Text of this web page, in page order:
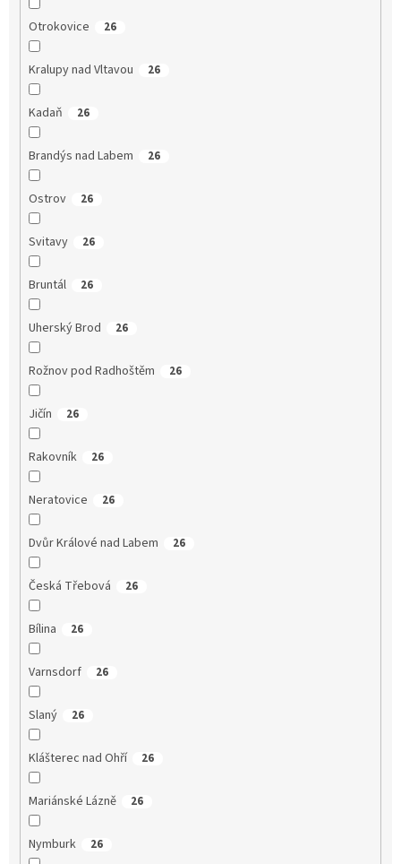
Otrokovice 26
Kralupy nad Vltavou 26
Kadaň 26
Brandýs nad Labem 26
Ostrov 26
Svitavy 26
Bruntál 26
Uherský Brod 26
Rožnov pod Radhoštěm 26
Jičín 26
Rakovník 26
Neratovice 26
Dvůr Králové nad Labem 26
Česká Třebová 26
Bílina 26
Varnsdorf 26
Slaný 26
Klášterec nad Ohří 26
Mariánské Lázně 26
Nymburk 26